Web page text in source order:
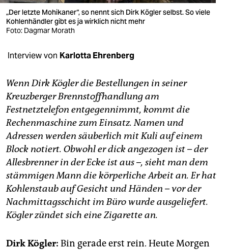
veranstaltungen
shop
abo
genossenschaft
epaper login
„Der letzte Mohikaner“, so nennt sich Dirk Kögler selbst. So viele
Kohlenhändler gibt es ja wirklich nicht mehr
Foto: Dagmar Morath
Interview von Karlotta Ehrenberg
Wenn Dirk Kögler die Bestellungen in seiner
Kreuzberger Brennstoffhandlung am
Festnetztelefon entgegennimmt, kommt die
Rechenmaschine zum Einsatz. Namen und
Adressen werden säuberlich mit Kuli auf einem
Block notiert. Obwohl er dick angezogen ist – der
Allesbrenner in der Ecke ist aus –, sieht man dem
stämmigen Mann die körperliche Arbeit an. Er hat
Kohlenstaub auf Gesicht und Händen – vor der
Nachmittagsschicht im Büro wurde ausgeliefert.
Kögler zündet sich eine Zigarette an.
Dirk Kögler: Bin gerade erst rein. Heute Morgen